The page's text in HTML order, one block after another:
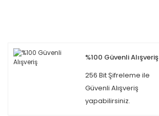
%100 Güvenli Alışveriş
256 Bit Şifreleme ile
Güvenli Alışveriş
yapabilirsiniz.